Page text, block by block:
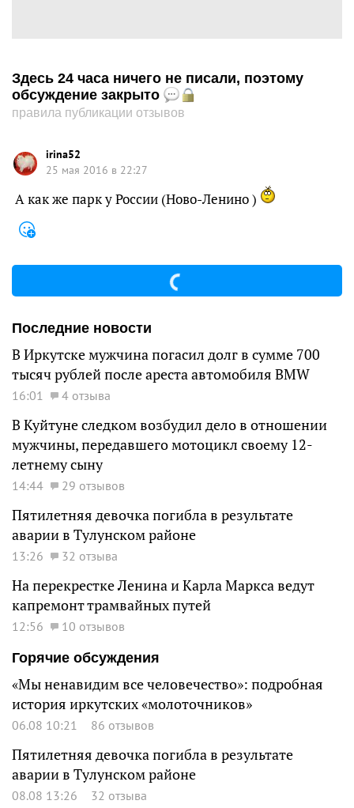
Здесь 24 часа ничего не писали, поэтому
обсуждение закрыто
правила публикации отзывов
irina52
25 мая 2016 в 22:27
А как же парк у России (Ново-Ленино )
Последние новости
В Иркутске мужчина погасил долг в сумме 700
тысяч рублей после ареста автомобиля BMW
16:01 4 отзыва
В Куйтуне следком возбудил дело в отношении
мужчины, передавшего мотоцикл своему 12-
летнему сыну
14:44 29 отзывов
Пятилетняя девочка погибла в результате
аварии в Тулунском районе
13:26 32 отзыва
На перекрестке Ленина и Карла Маркса ведут
капремонт трамвайных путей
12:56
10 отзывов
Горячие обсуждения
«Мы ненавидим все человечество»: подробная
история иркутских «молоточников»
06.08 10:21 86 отзывов
Пятилетняя девочка погибла в результате
аварии в Тулунском районе
08.08 13:26 32 отзыва